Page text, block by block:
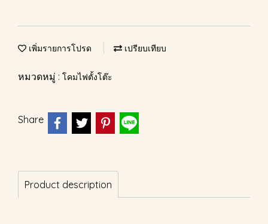
เพิ่มรายการโปรด เปรียบเทียบ
หมวดหมู่ : โคมไฟตั้งโต๊ะ
Share
Product description